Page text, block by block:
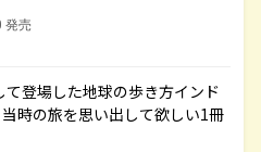
発売
登場した地球の歩き方インド
時の旅を思い出して欲しい1冊